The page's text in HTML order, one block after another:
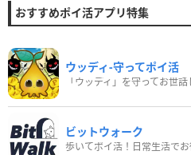
おすすめポイ活アプリ特集
ウッディ‐守ってポイ活
「ウッディ」を守ってお世
ビットウォーク